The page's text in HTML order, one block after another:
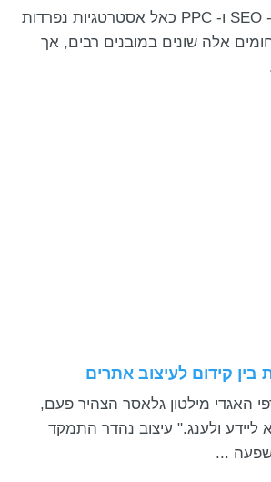
רבים מתייחסים ל- SEO ו- PPC כאל אסטרטגיות נפרדות
אלה שונים במובנים רבים, אך
בין קידום לעיצוב אתרים
האגדי מילטון גלאסר הצהיר פעם,
ליידע ולענג." עיצוב נהדר התמקד
...